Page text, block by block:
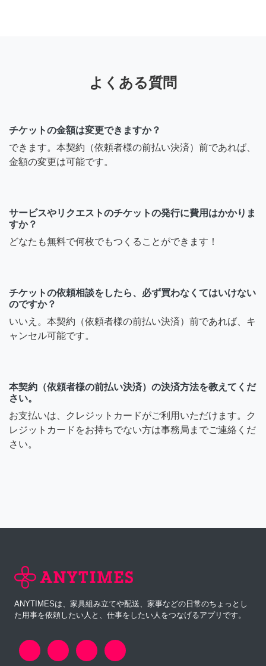
よくある質問
チケットの金額は変更できますか？
できます。本契約（依頼者様の前払い決済）前であれば、
金額の変更は可能です。
サービスやリクエストのチケットの発行に費用はかかりま
すか？
どなたも無料で何枚でもつくることができます！
チケットの依頼相談をしたら、必ず買わなくてはいけない
のですか？
いいえ。本契約（依頼者様の前払い決済）前であれば、キ
ャンセル可能です。
本契約（依頼者様の前払い決済）の決済方法を教えてくだ
さい。
お支払いは、クレジットカードがご利用いただけます。ク
レジットカードをお持ちでない方は事務局までご連絡くだ
さい。
ANYTIMESは、家具組み立てや配送、家事などの日常のちょっとし
た用事を依頼したい人と、仕事をしたい人をつなげるアプリです。